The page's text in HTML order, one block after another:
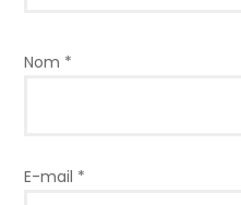
Nom *
E-mail *